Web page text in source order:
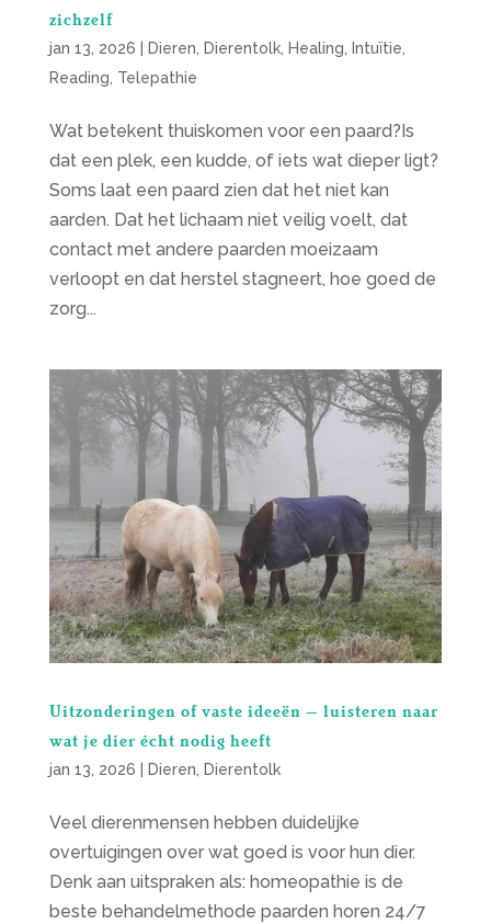
zichzelf
jan 13, 2026 Dieren Dierentolk, Healing Intuïtie
Reading Telepathie
Wat betekent thuiskomen voor een paard?Is
dat een plek, een kudde, of iets wat dieper ligt?
Soms laat een paard zien dat het niet kan
aarden. Dat het lichaam niet veilig voelt, dat
contact met andere paarden moeizaam
verloopt en dat herstel stagneert, hoe goed de
zorg...
Uitzonderingen of vaste ideeën – luisteren naar
wat je dier écht nodig heeft
jan 13, 2026 Dieren, Dierentolk
Veel dierenmensen hebben duidelijke
overtuigingen over wat goed is voor hun dier.
Denk aan uitspraken als: homeopathie is de
beste behandelmethode paarden horen 24/7